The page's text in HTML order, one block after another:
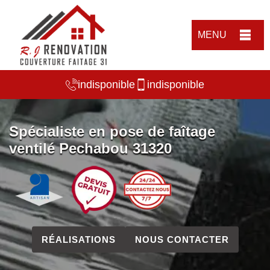
MENU
indisponible indisponible
Spécialiste en pose de faîtage
ventilé Pechabou 31320
RÉALISATIONS NOUS CONTACTER